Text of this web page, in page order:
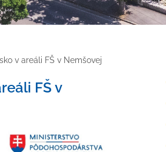
v areáli FŠ v Nemšovej
FŠ v